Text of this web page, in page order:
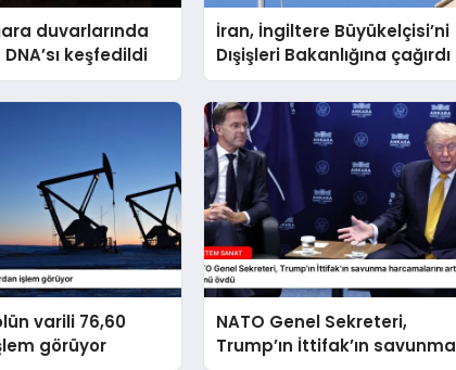
duvarlarında
keşfedildi
İran, İngiltere Büyükelçisi’ni
Dışişleri Bakanlığına çağırdı
varili 76,60
görüyor
NATO Genel Sekreteri,
Trump’ın İttifak’ın savunma